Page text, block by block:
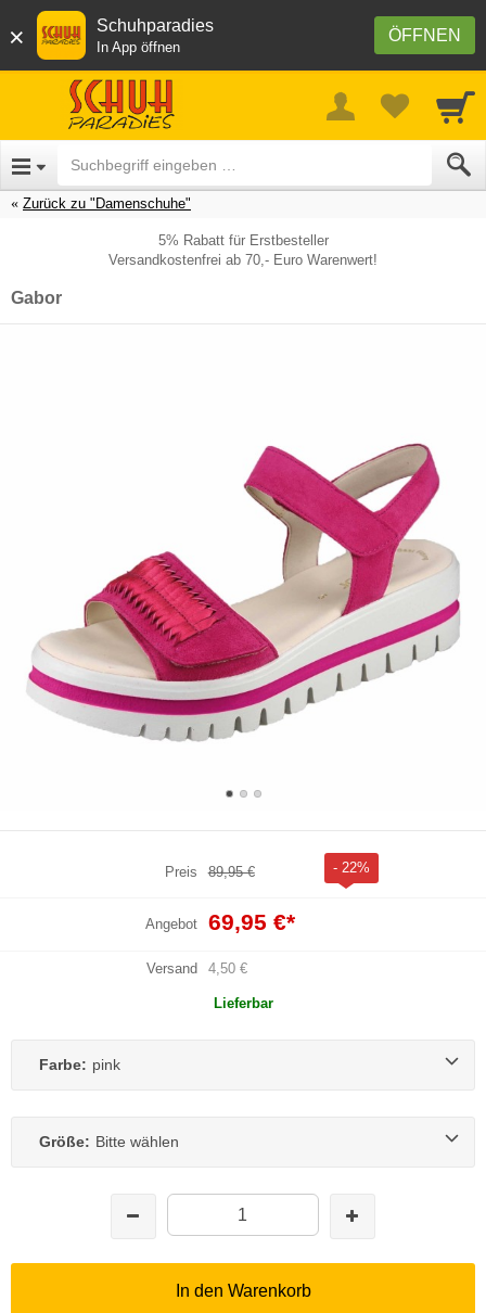
× ÖFFNEN
Schuhparadies
In App öffnen
Zurück zu "Damenschuhe"
5% Rabatt für Erstbesteller
Versandkostenfrei ab 70,- Euro Warenwert!
Gabor
Preis 89,95 € - 22%
Angebot 69,95 €*
Versand 4,50 €
Lieferbar
Farbe: pink
Größe: Bitte wählen
In den Warenkorb